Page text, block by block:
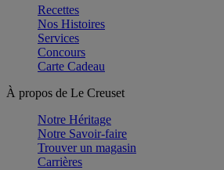
Recettes
Nos Histoires
Services
Concours
Carte Cadeau
À propos de Le Creuset
Notre Héritage
Notre Savoir-faire
Trouver un magasin
Carrières